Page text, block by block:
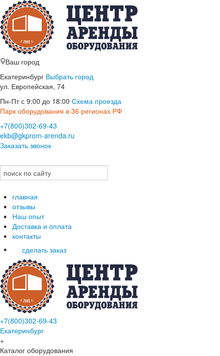
Ваш город
Екатеринбург Выбрать город
ул. Европейская, 74
Пн-Пт с 9:00 до 18:00 Схема проезда
Парк оборудования в 36 регионах РФ
+7(800)302-69-43
ekb@gkprom-arenda.ru
Заказать звонок
главная
отзывы
Наш опыт
Доставка и оплата
контакты
сделать заказ
+7(800)302-69-43
Екатеринбург
+
Каталог оборудования